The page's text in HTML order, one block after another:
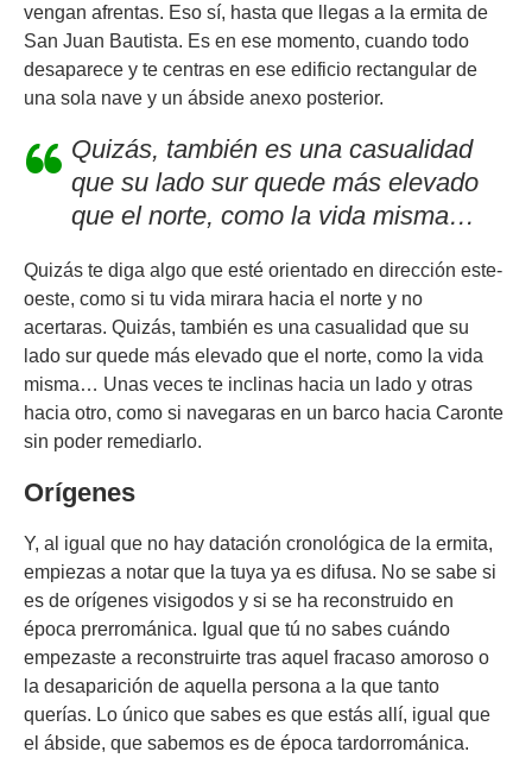
vengan afrentas. Eso sí, hasta que llegas a la ermita de
San Juan Bautista. Es en ese momento, cuando todo
desaparece y te centras en ese edificio rectangular de
una sola nave y un ábside anexo posterior.
Quizás, también es una casualidad
que su lado sur quede más elevado
que el norte, como la vida misma…
Quizás te diga algo que esté orientado en dirección este-
oeste, como si tu vida mirara hacia el norte y no
acertaras. Quizás, también es una casualidad que su
lado sur quede más elevado que el norte, como la vida
misma… Unas veces te inclinas hacia un lado y otras
hacia otro, como si navegaras en un barco hacia Caronte
sin poder remediarlo.
Orígenes
Y, al igual que no hay datación cronológica de la ermita,
empiezas a notar que la tuya ya es difusa. No se sabe si
es de orígenes visigodos y si se ha reconstruido en
época prerrománica. Igual que tú no sabes cuándo
empezaste a reconstruirte tras aquel fracaso amoroso o
la desaparición de aquella persona a la que tanto
querías. Lo único que sabes es que estás allí, igual que
el ábside, que sabemos es de época tardorrománica.